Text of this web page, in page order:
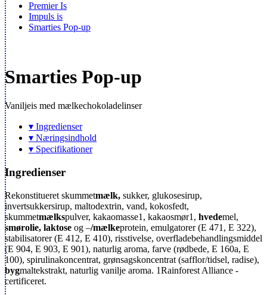
Premier Is
Impuls is
Smarties Pop-up
Smarties Pop-up
Vaniljeis med mælkechokoladelinser
▾ Ingredienser
▾ Næringsindhold
▾ Specifikationer
Ingredienser
Rekonstitueret skummetmælk, sukker, glukosesirup,
invertsukkersirup, maltodextrin, vand, kokosfedt,
skummetmælkspulver, kakaomasse1 , kakaosmør1 , hvedemel,
smørolie, laktose og –/mælkeprotein, emulgatorer (E 471, E 322),
stabilisatorer (E 412, E 410), risstivelse, overfladebehandlingsmiddel
(E 904, E 903, E 901), naturlig aroma, farve (rødbede, E 160a, E
100), spirulinakoncentrat, grønsagskoncentrat (safflor/tidsel, radise),
bygmaltekstrakt, naturlig vanilje aroma. 1Rainforest Alliance -
certificeret.